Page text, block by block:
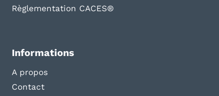
Règlementation CACES®
Informations
A propos
Contact